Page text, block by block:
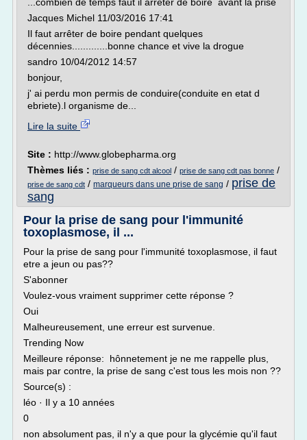
Jacques Michel 11/03/2016 17:41
Il faut arrêter de boire pendant quelques
décennies.............bonne chance et vive la drogue
sandro 10/04/2012 14:57
bonjour,
j' ai perdu mon permis de conduire(conduite en etat d
ebriete).l organisme de...
Lire la suite
Site : http://www.globepharma.org
Thèmes liés : prise de sang cdt alcool / prise de sang cdt pas bonne /
prise de sang cdt / marqueurs dans une prise de sang / prise de
sang
Pour la prise de sang pour l'immunité
toxoplasmose, il ...
Pour la prise de sang pour l'immunité toxoplasmose, il faut
etre a jeun ou pas??
S'abonner
Voulez-vous vraiment supprimer cette réponse ?
Oui
Malheureusement, une erreur est survenue.
Trending Now
Meilleure réponse: hônnetement je ne me rappelle plus,
mais par contre, la prise de sang c'est tous les mois non ??
Source(s) :
léo · Il y a 10 années
0
non absolument pas, il n'y a que pour la glycémie qu'il faut